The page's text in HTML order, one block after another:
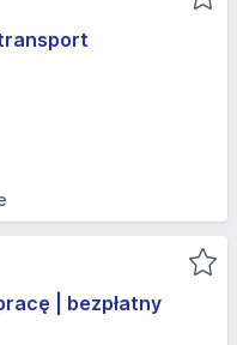
| bezpłatny